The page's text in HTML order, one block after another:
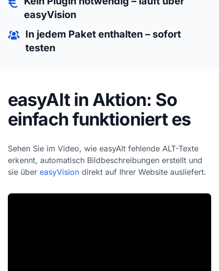
easyVision
In jedem Paket enthalten – sofort
testen
easyAlt in Aktion: So
einfach funktioniert es
Sehen Sie im Video, wie easyAlt fehlende ALT-Texte
erkennt, automatisch Bildbeschreibungen erstellt und
sie über easyVision direkt auf Ihrer Website ausliefert.